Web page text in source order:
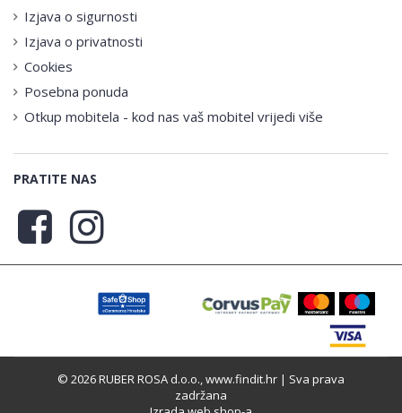
Izjava o sigurnosti
Izjava o privatnosti
Cookies
Posebna ponuda
Otkup mobitela - kod nas vaš mobitel vrijedi više
PRATITE NAS
© 2026 RUBER ROSA d.o.o., www.findit.hr | Sva prava
zadržana